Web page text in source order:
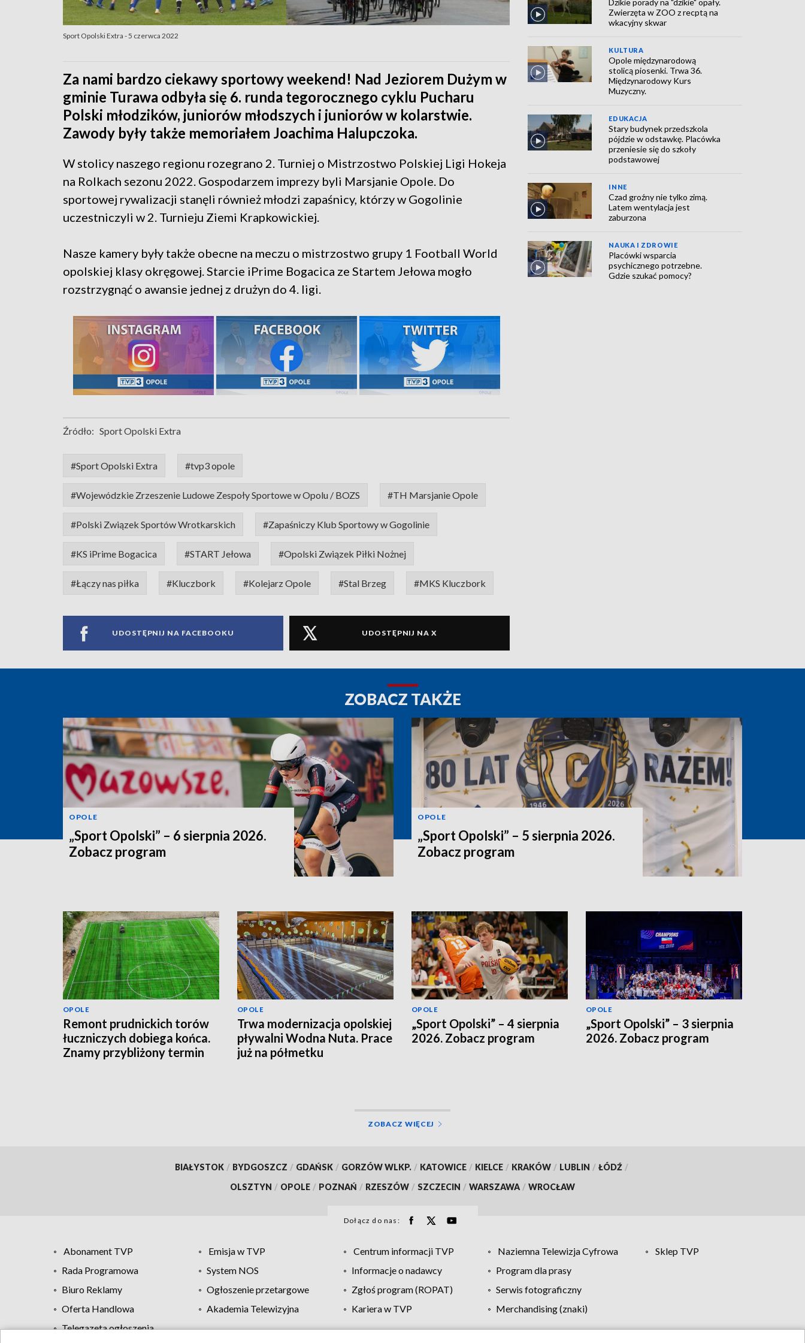
Sport Opolski Extra - 5 czerwca 2022
Za nami bardzo ciekawy sportowy weekend! Nad Jeziorem Dużym w
gminie Turawa odbyła się 6. runda tegorocznego cyklu Pucharu
Polski młodzików, juniorów młodszych i juniorów w kolarstwie.
Zawody były także memoriałem Joachima Halupczoka.
W stolicy naszego regionu rozegrano 2. Turniej o Mistrzostwo Polskiej Ligi Hokeja
na Rolkach sezonu 2022. Gospodarzem imprezy byli Marsjanie Opole. Do
sportowej rywalizacji stanęli również młodzi zapaśnicy, którzy w Gogolinie
uczestniczyli w 2. Turnieju Ziemi Krapkowickiej.
Nasze kamery były także obecne na meczu o mistrzostwo grupy 1 Football World
opolskiej klasy okręgowej. Starcie iPrime Bogacica ze Startem Jełowa mogło
rozstrzygnąć o awansie jednej z drużyn do 4. ligi.
Źródło: Sport Opolski Extra
#Sport Opolski Extra #tvp3 opole
#Wojewódzkie Zrzeszenie Ludowe Zespoły Sportowe w Opolu / BOZS #TH Marsjanie Opole
#Polski Związek Sportów Wrotkarskich #Zapaśniczy Klub Sportowy w Gogolinie
#KS iPrime Bogacica #START Jełowa #Opolski Związek Piłki Nożnej
#Łączy nas piłka #Kluczbork #Kolejarz Opole #Stal Brzeg #MKS Kluczbork
UDOSTĘPNIJ NA FACEBOOKU UDOSTĘPNIJ NA X
Zwierzęta w ZOO z recptą na
wkacyjny skwar
KULTURA
Opole międzynarodową
stolicą piosenki. Trwa 36.
Międzynarodowy Kurs
Muzyczny.
EDUKACJA
Stary budynek przedszkola
pójdzie w odstawkę. Placówka
przeniesie się do szkoły
podstawowej
INNE
Czad groźny nie tylko zimą.
Latem wentylacja jest
zaburzona
NAUKA I ZDROWIE
Placówki wsparcia
psychicznego potrzebne.
Gdzie szukać pomocy?
ZOBACZ TAKŻE
OPOLE
„Sport Opolski” – 6 sierpnia 2026.
Zobacz program
OPOLE
„Sport Opolski” – 5 sierpnia 2026.
Zobacz program
OPOLE
Remont prudnickich torów
łuczniczych dobiega końca.
Znamy przybliżony termin
OPOLE
Trwa modernizacja opolskiej
pływalni Wodna Nuta. Prace
już na półmetku
OPOLE
„Sport Opolski” – 4 sierpnia
2026. Zobacz program
OPOLE
„Sport Opolski” – 3 sierpnia
2026. Zobacz program
ZOBACZ WIĘCEJ
BIAŁYSTOK / BYDGOSZCZ / GDAŃSK / GORZÓW WLKP. / KATOWICE / KIELCE / KRAKÓW / LUBLIN / ŁÓDŹ /
OLSZTYN / OPOLE / POZNAŃ / RZESZÓW / SZCZECIN / WARSZAWA / WROCŁAW
Dołącz do nas:
Abonament TVP Emisja w TVP Centrum informacji TVP Naziemna Telewizja Cyfrowa
Sklep TVP
Rada Programowa
System NOS Informacje o nadawcy
Program dla prasy
Biuro Reklamy
Ogłoszenie przetargowe Zgłoś program (ROPAT)
Serwis fotograficzny
Oferta Handlowa
Akademia Telewizyjna Kariera w TVP
Merchandising (znaki)
Telegazeta ogłoszenia